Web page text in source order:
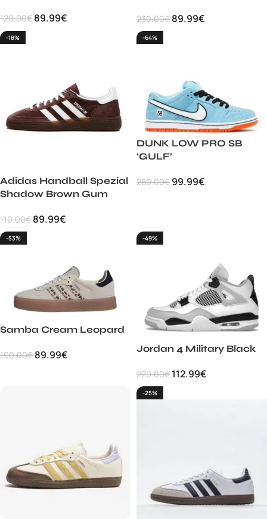
120.00€ 89.99€ 230.00€ 89.99€
-18%
Adidas Handball Spezial
Shadow Brown Gum
110.00€ 89.99€
-64%
DUNK LOW PRO SB
‘GULF’
280.00€ 99.99€
-53%
Samba Cream Leopard
190.00€ 89.99€
-49%
Jordan 4 Military Black
220.00€ 112.99€
-25%